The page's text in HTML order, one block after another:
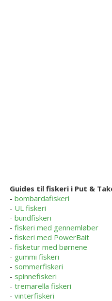
Guides til fiskeri i Put &
- bombardafiskeri
- UL fiskeri
- bundfiskeri
- fiskeri med gennemløber
- fiskeri med PowerBait
- fisketur med børnene
- gummi fiskeri
- sommerfiskeri
- spinnefiskeri
- tremarella fiskeri
- vinterfiskeri